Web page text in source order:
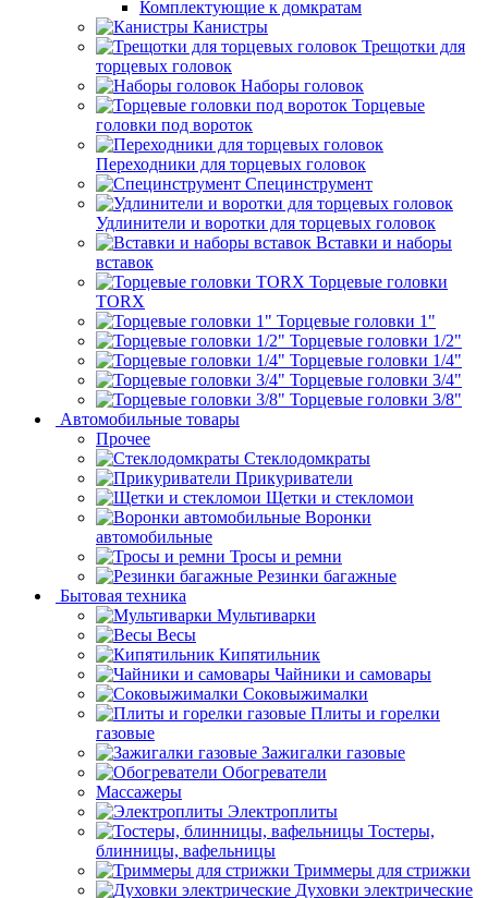
Комплектующие к домкратам
Канистры
Трещотки для
торцевых головок
Наборы головок
Торцевые
головки под вороток
Переходники для торцевых головок
Специнструмент
Удлинители и воротки для торцевых головок
Вставки и наборы
вставок
Торцевые головки
TORX
Торцевые головки 1"
Торцевые головки 1/2"
Торцевые головки 1/4"
Торцевые головки 3/4"
Торцевые головки 3/8"
Автомобильные товары
Прочее
Стеклодомкраты
Прикуриватели
Щетки и стекломои
Воронки
автомобильные
Тросы и ремни
Резинки багажные
Бытовая техника
Мультиварки
Весы
Кипятильник
Чайники и самовары
Соковыжималки
Плиты и горелки
газовые
Зажигалки газовые
Обогреватели
Массажеры
Электроплиты
Тостеры,
блинницы, вафельницы
Триммеры для стрижки
Духовки электрические